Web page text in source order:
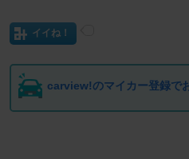
イイね！
carview!のマイカー登録で